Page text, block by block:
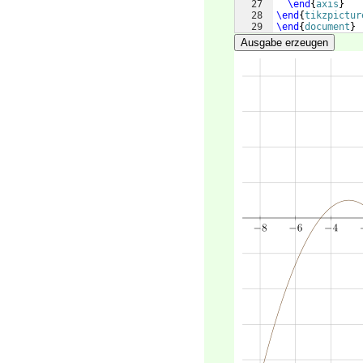
27
28
29
\end {axis }
\end {
\end {document }
Ausgabe erzeugen